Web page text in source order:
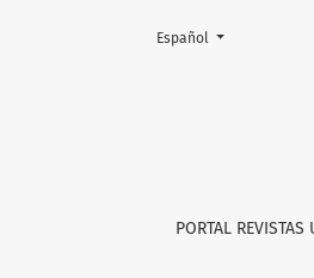
“Muchos
PORTAL REVISTAS
Cambiar el idioma. El
Español